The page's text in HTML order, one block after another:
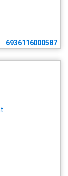
6936116000587